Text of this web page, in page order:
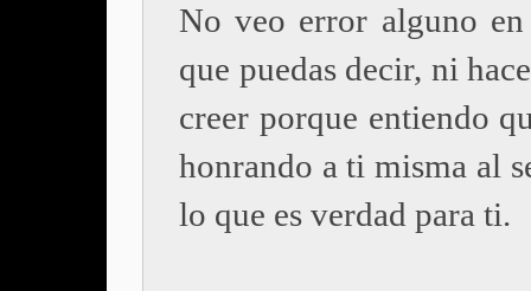
No veo error alguno en
que puedas decir, ni
creer porque entiendo
honrando a ti misma al
lo que es verdad para ti.